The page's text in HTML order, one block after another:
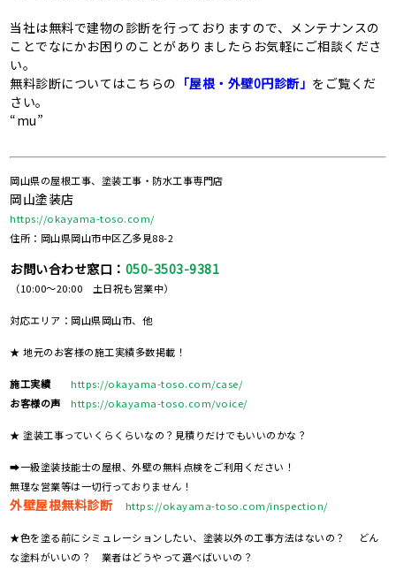
当社は無料で建物の診断を行っておりますので、メンテナンスの
ことでなにかお困りのことがありましたらお気軽にご相談くださ
い。
無料診断についてはこちらの 「屋根・外壁0円診断」 をご覧くだ
さい。
“mu”
岡山県の屋根工事、塗装工事・防水工事専門店
岡山塗装店
https://okayama-toso.com/
住所：岡山県岡山市中区乙多見88-2
お問い合わせ窓口： 050-3503-9381
（10:00～20:00 土日祝も営業中）
対応エリア：岡山県岡山市、他
★ 地元のお客様の施工実績多数掲載！
施工実績
https://okayama-toso.com/case/
お客様の声
https://okayama-toso.com/voice/
★ 塗装工事っていくらくらいなの？見積りだけでもいいのかな？
➡一級塗装技能士の屋根、外壁の無料点検をご利用ください！
無理な営業等は一切行っておりません！
外壁屋根無料診断 https://okayama-toso.com/inspection/
★色を塗る前にシミュレーションしたい、塗装以外の工事方法はないの？ どん
な塗料がいいの？ 業者はどうやって選べばいいの？